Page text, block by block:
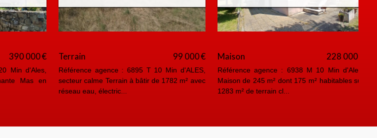
155 000 €
coeur de
syndic
Terrain 99 000 €
Référence agence : 6894 T 10 Min d'ALES,
secteur calme Terrain à bâtir de 1572 m² avec
réseaux eau, électri...
Appartement 45 000 €
Référence agence : 6937 A Ales, proche
coeur de ville Au 4ieme étage d'une résidence
sécurisée, studio lu...